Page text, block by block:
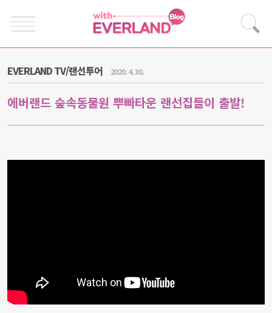
EVERLAND TV/랜선투어 2020. 4. 30.
에버랜드 숲속동물원 뿌빠타운 랜선집들이 출발!